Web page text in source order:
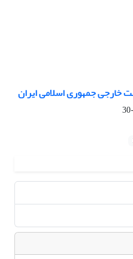
خارجی جمهوری اسلامی ایران